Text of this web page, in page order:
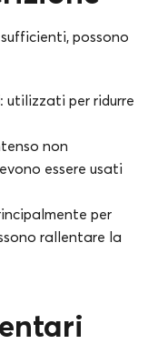
possono
: utilizzati per ridurre
non
essere usati
per
rallentare la